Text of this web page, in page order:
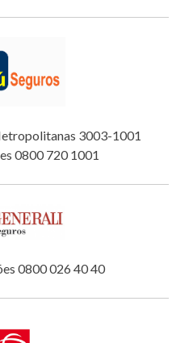
3003-1001
0800 720 1001
0800 026 40 40